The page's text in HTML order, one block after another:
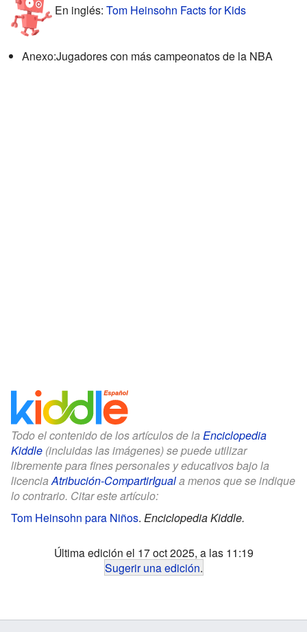
En inglés: Tom Heinsohn Facts for Kids
Anexo:Jugadores con más campeonatos de la NBA
Todo el contenido de los artículos de la Enciclopedia
Kiddle (incluidas las imágenes) se puede utilizar
libremente para fines personales y educativos bajo la
licenciaAtribución-CompartirIguala menos que se indique
lo contrario. Citar este artículo:
Tom Heinsohn para Niños. Enciclopedia Kiddle.
Última edición el 17 oct 2025, a las 11:19
Sugerir una edición.